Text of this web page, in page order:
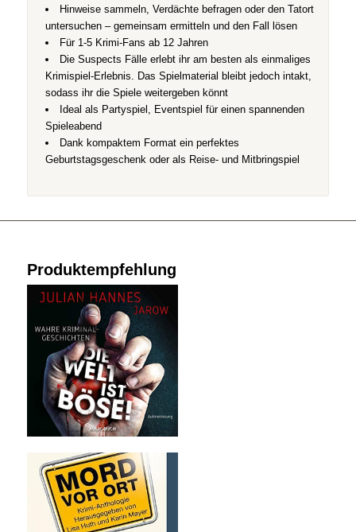
Hinweise sammeln, Verdächte befragen oder den Tatort
untersuchen – gemeinsam ermitteln und den Fall lösen
Für 1-5 Krimi-Fans ab 12 Jahren
Die Suspects Fälle erlebt ihr am besten als einmaliges
Krimispiel-Erlebnis. Das Spielmaterial bleibt jedoch intakt,
sodass ihr die Spiele weitergeben könnt
Ideal als Partyspiel, Eventspiel für einen spannenden
Spieleabend
Dank kompaktem Format ein perfektes
Geburtstagsgeschenk oder als Reise- und Mitbringspiel
Produktempfehlung